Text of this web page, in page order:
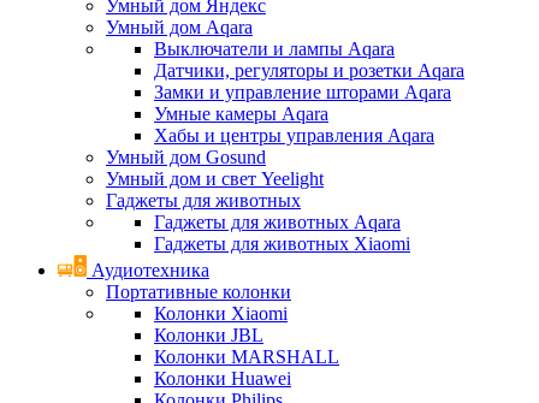
Умный дом Яндекс
Умный дом Aqara
Выключатели и лампы Aqara
Датчики, регуляторы и розетки Aqara
Замки и управление шторами Aqara
Умные камеры Aqara
Хабы и центры управления Aqara
Умный дом Gosund
Умный дом и свет Yeelight
Гаджеты для животных
Гаджеты для животных Aqara
Гаджеты для животных Xiaomi
Аудиотехника
Портативные колонки
Колонки Xiaomi
Колонки JBL
Колонки MARSHALL
Колонки Huawei